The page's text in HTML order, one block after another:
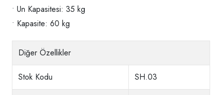
• Un Kapasitesi: 35 kg
• Kapasite: 60 kg
Diğer Özellikler
Stok Kodu SH.03